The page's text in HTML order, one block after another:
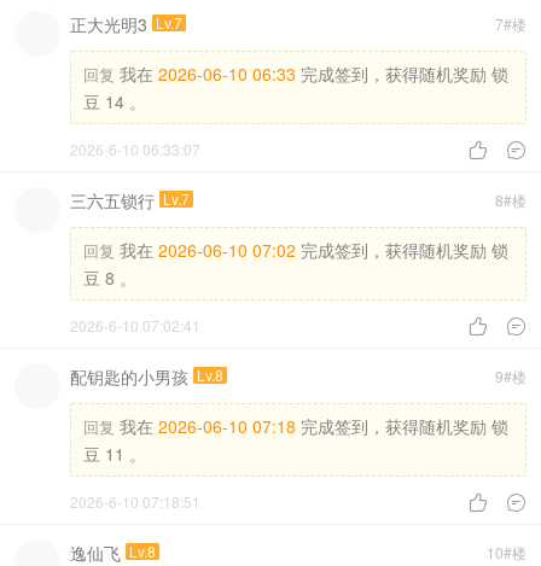
7#楼
正大光明3 Lv.7
回复 我在 2026-06-10 06:33 完成签到，获得随机奖励 锁
豆 14 。
 
2026-6-10 06:33:07
8#楼
三六五锁行 Lv.7
回复 我在 2026-06-10 07:02 完成签到，获得随机奖励 锁
豆 8 。
 
2026-6-10 07:02:41
9#楼
配钥匙的小男孩 Lv.8
回复 我在 2026-06-10 07:18 完成签到，获得随机奖励 锁
豆 11 。
 
2026-6-10 07:18:51
10#楼
逸仙飞 Lv.8